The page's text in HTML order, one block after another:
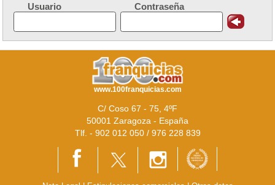
Usuario Contraseña
www.100franquicias.com
C/ Coso 67 - 75, 4ºF
50001 Zaragoza - España
Tlf. - 902 012 050 / 976 228 839